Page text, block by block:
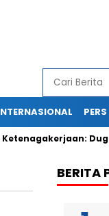
BERITA